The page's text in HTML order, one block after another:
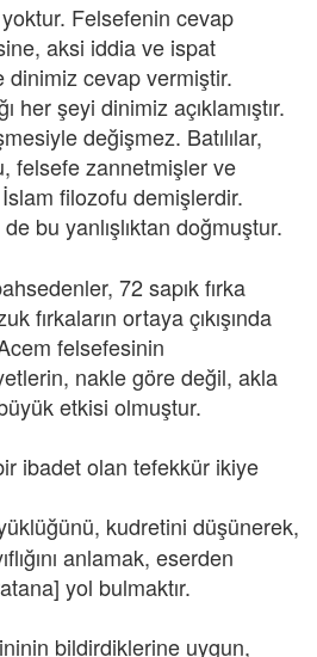
Felsefenin cevap
aksi iddia ve ispat
cevap vermiştir.
her şeyi dinimiz açıklamıştır.
değişmez. Batılılar,
felsefe zannetmişler ve
filozofu demişlerdir.
bu yanlışlıktan doğmuştur.
72 sapık fırka
fırkaların ortaya çıkışında
felsefesinin
nakle göre değil, akla
etkisi olmuştur.
ibadet olan tefekkür ikiye
kudretini düşünerek,
anlamak, eserden
yol bulmaktır.
bildirdiklerine uygun,